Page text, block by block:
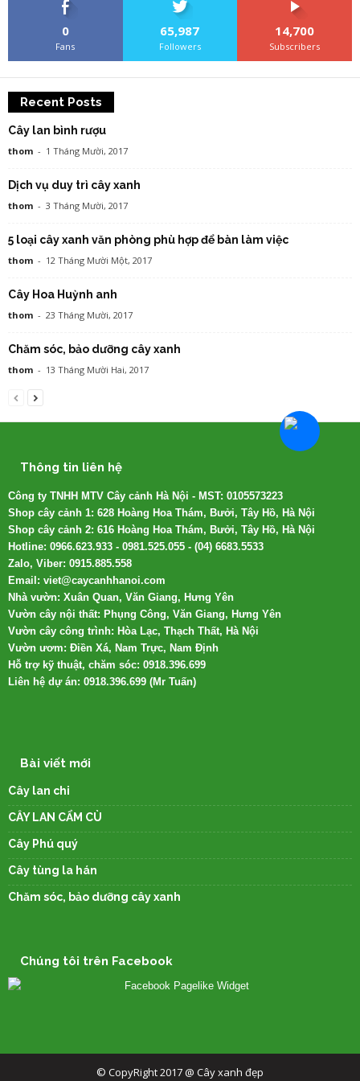
0
Fans
65,987
Followers
14,700
Subscribers
Recent Posts
Cây lan bình rượu
thom - 1 Tháng Mười, 2017
Dịch vụ duy trì cây xanh
thom - 3 Tháng Mười, 2017
5 loại cây xanh văn phòng phù hợp để bàn làm việc
thom - 12 Tháng Mười Một, 2017
Cây Hoa Huỳnh anh
thom - 23 Tháng Mười, 2017
Chăm sóc, bảo dưỡng cây xanh
thom - 13 Tháng Mười Hai, 2017
Thông tin liên hệ
Công ty TNHH MTV Cây cảnh Hà Nội - MST: 0105573223
Shop cây cảnh 1: 628 Hoàng Hoa Thám, Bưởi, Tây Hồ, Hà Nội
Shop cây cảnh 2: 616 Hoàng Hoa Thám, Bưởi, Tây Hồ, Hà Nội
Hotline: 0966.623.933 - 0981.525.055 - (04) 6683.5533
Zalo, Viber: 0915.885.558
Email: viet@caycanhhanoi.com
Nhà vườn: Xuân Quan, Văn Giang, Hưng Yên
Vườn cây nội thất: Phụng Công, Văn Giang, Hưng Yên
Vườn cây công trình: Hòa Lạc, Thạch Thất, Hà Nội
Vườn ươm: Điền Xá, Nam Trực, Nam Định
Hỗ trợ kỹ thuật, chăm sóc: 0918.396.699
Liên hệ dự án: 0918.396.699 (Mr Tuấn)
Bài viết mới
Cây lan chi
CÂY LAN CẨM CÙ
Cây Phú quý
Cây tùng la hán
Chăm sóc, bảo dưỡng cây xanh
Chúng tôi trên Facebook
© CopyRight 2017 @ Cây xanh đẹp